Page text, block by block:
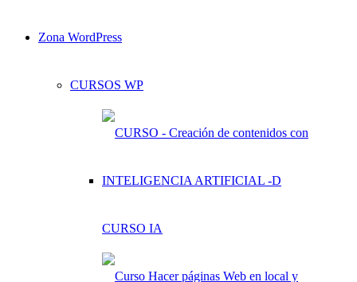
Zona WordPress
CURSOS WP
CURSO IA